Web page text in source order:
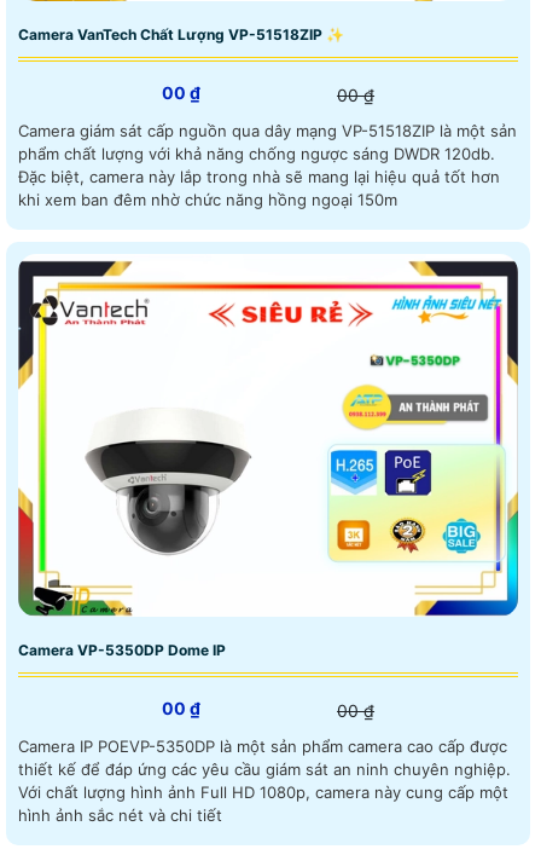
Camera VanTech Chất Lượng VP-51518ZIP ✨
00 ₫ 00 ₫
Camera giám sát cấp nguồn qua dây mạng VP-51518ZIP là một sản
phẩm chất lượng với khả năng chống ngược sáng DWDR 120db.
Đặc biệt, camera này lắp trong nhà sẽ mang lại hiệu quả tốt hơn
khi xem ban đêm nhờ chức năng hồng ngoại 150m
Camera VP-5350DP Dome IP
00 ₫ 00 ₫
Camera IP POEVP-5350DP là một sản phẩm camera cao cấp được
thiết kế để đáp ứng các yêu cầu giám sát an ninh chuyên nghiệp.
Với chất lượng hình ảnh Full HD 1080p, camera này cung cấp một
hình ảnh sắc nét và chi tiết